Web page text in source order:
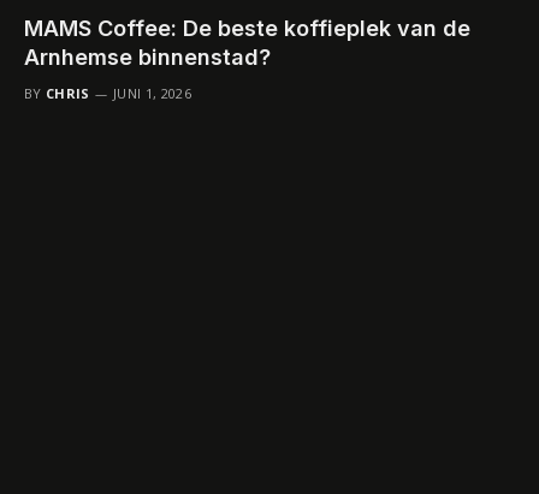
MAMS Coffee: De beste koffieplek van de
Arnhemse binnenstad?
BY CHRIS JUNI 1, 2026